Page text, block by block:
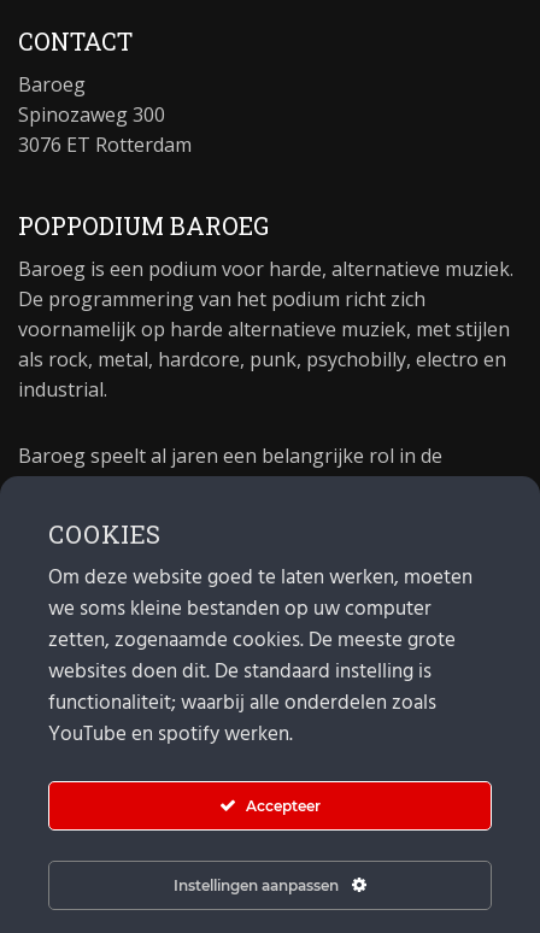
CONTACT
Baroeg
Spinozaweg 300
3076 ET Rotterdam
POPPODIUM BAROEG
Baroeg is een podium voor harde, alternatieve muziek.
De programmering van het podium richt zich
voornamelijk op harde alternatieve muziek, met stijlen
als rock, metal, hardcore, punk, psychobilly, electro en
industrial.
Baroeg speelt al jaren een belangrijke rol in de
poppodium 40 jaar.
MAIL
Algemeen: info@baroeg.nl
Bands & boeking: leon@baroeg.nl
Promotie & publiciteit: francis@baroeg.nl
COOKIES
Om deze website goed te laten werken, moeten
we soms kleine bestanden op uw computer
zetten, zogenaamde cookies. De meeste grote
websites doen dit. De standaard instelling is
functionaliteit; waarbij alle onderdelen zoals
YouTube en spotify werken.
Accepteer
Instellingen aanpassen